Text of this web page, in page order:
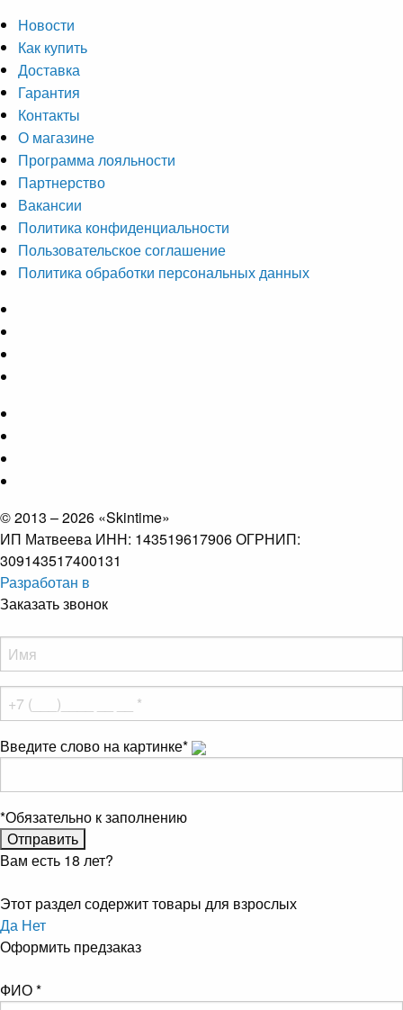
Новости
Как купить
Доставка
Гарантия
Контакты
О магазине
Программа лояльности
Партнерство
Вакансии
Политика конфиденциальности
Пользовательское соглашение
Политика обработки персональных данных
© 2013 – 2026 «Skintime»
ИП Матвеева ИНН: 143519617906 ОГРНИП:
309143517400131
Разработан в
Заказать звонок
Введите слово на картинке*
*Обязательно к заполнению
Вам есть 18 лет?
Этот раздел содержит товары для взрослых
Да Нет
Оформить предзаказ
ФИО*